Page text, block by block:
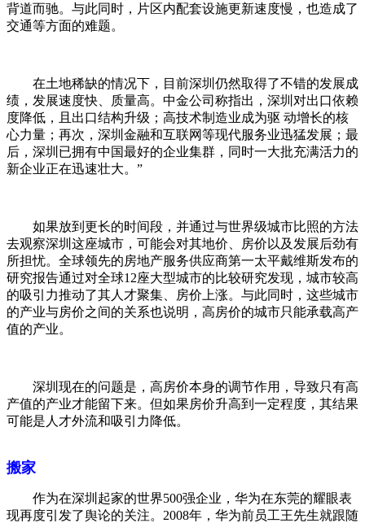
背道而驰。与此同时，片区内配套设施更新速度慢，也造成了
交通等方面的难题。
在土地稀缺的情况下，目前深圳仍然取得了不错的发展成
绩，发展速度快、质量高。中金公司称指出，深圳对出口依赖
度降低，且出口结构升级；高技术制造业成为驱 动增长的核
心力量；再次，深圳金融和互联网等现代服务业迅猛发展；最
后，深圳已拥有中国最好的企业集群，同时一大批充满活力的
新企业正在迅速壮大。”
如果放到更长的时间段，并通过与世界级城市比照的方法
去观察深圳这座城市，可能会对其地价、房价以及发展后劲有
所担忧。全球领先的房地产服务供应商第一太平戴维斯发布的
研究报告通过对全球12座大型城市的比较研究发现，城市较高
的吸引力推动了其人才聚集、房价上涨。与此同时，这些城市
的产业与房价之间的关系也说明，高房价的城市只能承载高产
值的产业。
深圳现在的问题是，高房价本身的调节作用，导致只有高
产值的产业才能留下来。但如果房价升高到一定程度，其结果
可能是人才外流和吸引力降低。
搬家
作为在深圳起家的世界500强企业，华为在东莞的耀眼表
现再度引发了舆论的关注。2008年，华为前员工王先生就跟随